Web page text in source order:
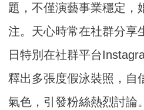
題，不僅演藝事業穩定，
注。天心時常在社群分享
日特別在社群平台
釋出多張度假泳裝照，自
氣色，引發粉絲熱烈討論。